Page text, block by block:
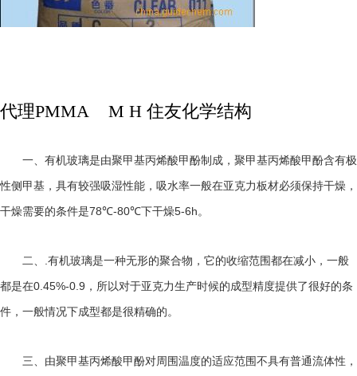
代理PMMA M H 住友化学结构
一、有机玻璃是由聚甲基丙烯酸甲酚制成，聚甲基丙烯酸甲酚含有极
性侧甲基，具有较强吸湿性能，吸水率一般在亚克力板材必须保持干燥，
干燥需要的条件是78℃-80℃下干燥5-6h。
二、 有机玻璃是一种无形的聚合物，它的收缩范围都在减小，一般
都是在0.45%-0.9 ，所以对于亚克力生产时候的成型精度提供了很好的条
件，一般情况下成型都是很精确的。
三、由聚甲基丙烯酸甲酚对周围温度的适应范围不具有普通流体性，